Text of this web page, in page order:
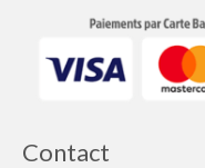
Contact